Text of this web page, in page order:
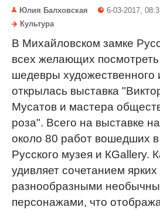
Юлия Балховская 6-03-2017,
Культура
В Михайловском замке
всех желающих
шедевры художественного
открылась выставка
Мусатов и мастера
роза". Всего на выставке
около 80 работ вошедших
Русского музея и КGallery.
удивляет сочетанием ярких
разнообразными
персонажами, что